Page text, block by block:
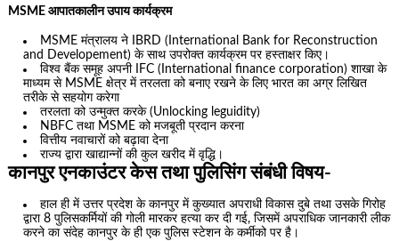
MSME आपातकालीन उपाय कार्यक्रम
MSME मंत्रालय ने IBRD (International Bank for Reconstruction
and Developement) के साथ उपरोक्त कार्यक्रम पर हस्ताक्षर किए।
विश्व बैंक समूह अपनी IFC (International finance corporation) शाखा के
माध्यम से MSME क्षेत्र में तरलता को बनाए रखने के लिए भारत का अग्र लिखित
तरीके से सहयोग करेगा
तरलता को उन्मुक्त करके (Unlocking leguidity)
NBFC तथा MSME को मजबूती प्रदान करना
वित्तीय नवाचारों को बढ़ावा देना
राज्य द्वारा खाद्यान्नों की कुल खरीद में वृद्धि।
कानपुर एनकाउंटर केस तथा पुलिसिंग संबंधी विषय-
हाल ही में उत्तर प्रदेश के कानपुर में कुख्यात अपराधी विकास दुबे तथा उसके गिरोह
द्वारा 8 पुलिसकर्मियों की गोली मारकर हत्या कर दी गई, जिसमें अपराधिक जानकारी लीक
करने का संदेह कानपुर के ही एक पुलिस स्टेशन के कर्मीको पर है।